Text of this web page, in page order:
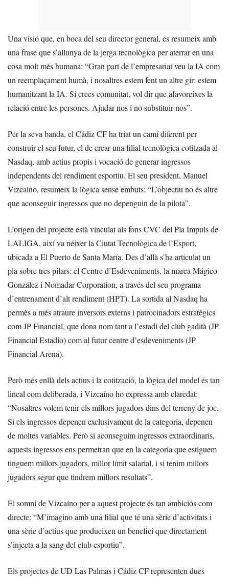
Una visió que, en boca del seu director general, es resumeix amb
una frase que s’allunya de la jerga tecnològica per aterrar en una
cosa molt més humana: “Gran part de l’empresariat veu la IA com
un reemplaçament humà, i nosaltres estem fent un altre gir: estem
humanitzant la IA. Si crees comunitat, vol dir que afavoreixes la
relació entre les persones. Ajudar-nos i no substituir-nos”.
Per la seva banda, el Cádiz CF ha triat un camí diferent per
construir el seu futur, el de crear una filial tecnològica cotitzada al
Nasdaq, amb actius propis i vocació de generar ingressos
independents del rendiment esportiu. El seu president, Manuel
Vizcaíno, resumeix la lògica sense embuts: “L’objectiu no és altre
que aconseguir ingressos que no depenguin de la pilota”.
L’origen del projecte està vinculat als fons CVC del Pla Impuls de
LALIGA, així va néixer la Ciutat Tecnològica de l’Esport,
ubicada a El Puerto de Santa María. Des d’allà s’ha articulat un
pla sobre tres pilars: el Centre d’Esdeveniments, la marca Mágico
González i Nomadar Corporation, a través del seu programa
d’entrenament d’alt rendiment (HPT). La sortida al Nasdaq ha
permès a més atraure inversors externs i patrocinadors estratègics
com JP Financial, que dona nom tant a l’estadi del club gadità (JP
Financial Estadio) com al futur centre d’esdeveniments (JP
Financial Arena).
Però més enllà dels actius i la cotització, la lògica del model és tan
lineal com deliberada, i Vizcaíno ho expressa amb claredat:
“Nosaltres volem tenir els millors jugadors dins del terreny de joc.
Si els ingressos depenen exclusivament de la categoria, depenen
de moltes variables. Però si aconseguim ingressos extraordinaris,
aquests ingressos ens permetran que en la categoria que estiguem
tinguem millors jugadors, millor límit salarial, i si tenim millors
jugadors segur que tindrem millors resultats”.
El somni de Vizcaíno per a aquest projecte és tan ambiciós com
directe: “M’imagino amb una filial que té una sèrie d’activitats i
una sèrie d’actius que produeixen un benefici que directament
s’injecta a la sang del club esportiu”.
Els projectes de UD Las Palmas i Cádiz CF representen dues